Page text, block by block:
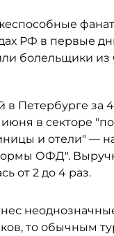
РФ в первые
болельщики
Петербурге за
в секторе
и отели" —
ОФД".
от 2 до 4 раз.
то обычным